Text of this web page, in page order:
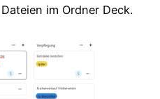
im Ordner Deck.